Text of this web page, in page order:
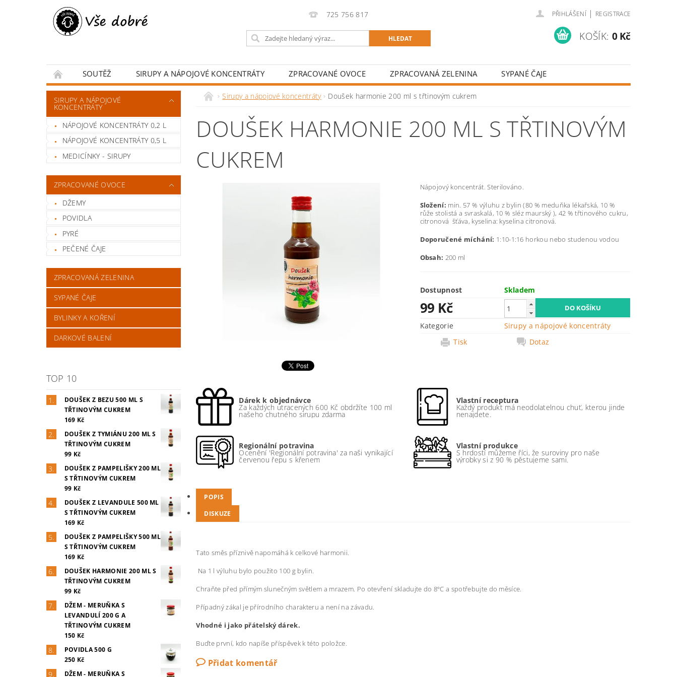
725 756 817 PŘIHLÁŠENÍ | REGISTRACE
KOŠÍK: 0 Kč
SOUTĚŽ SIRUPY A NÁPOJOVÉ KONCENTRÁTY ZPRACOVANÉ OVOCE ZPRACOVANÁ ZELENINA
SYPANÉ ČAJE
BYLINKY A KOŘENÍ
DARKOVÉ BALENÍ
SIRUPY A NÁPOJOVÉ
KONCENTRÁTY
NÁPOJOVÉ KONCENTRÁTY 0,2 L
NÁPOJOVÉ KONCENTRÁTY 0,5 L
MEDICÍNKY - SIRUPY
ZPRACOVANÉ OVOCE
DŽEMY
POVIDLA
PYRÉ
PEČENÉ ČAJE
ZPRACOVANÁ ZELENINA
SYPANÉ ČAJE
BYLINKY A KOŘENÍ
DARKOVÉ BALENÍ
TOP 10
DOUŠEK Z BEZU 500 ML S
TŘTINOVÝM CUKREM
169 Kč
DOUŠEK Z TYMIÁNU 200 ML S
TŘTINOVÝM CUKREM
99 Kč
DOUŠEK Z PAMPELIŠKY 200 ML
S TŘTINOVÝM CUKREM
99 Kč
DOUŠEK Z LEVANDULE 500 ML
S TŘTINOVÝM CUKREM
169 Kč
DOUŠEK Z PAMPELIŠKY 500 ML
S TŘTINOVÝM CUKREM
169 Kč
DOUŠEK HARMONIE 200 ML S
TŘTINOVÝM CUKREM
99 Kč
DŽEM - MERUŇKA S
LEVANDULÍ 200 G A
TŘTINOVÝM CUKREM
150 Kč
POVIDLA 500 G
250 Kč
DŽEM - MERUŇKA S
Sirupy a nápojové koncentráty Doušek harmonie 200 ml s třtinovým cukrem
DOUŠEK HARMONIE 200 ML S TŘTINOVÝM
CUKREM
Nápojový koncentrát. Sterilováno.
Složení: min. 57 % výluhu z bylin (80 % meduňka lékařská, 10 %
růže stolistá a svraskalá, 10 % sléz maurský ), 42 % třtinového cukru,
citronová šťáva, kyselina: kyselina citronová.
Doporučené míchání: 1:10-1:16 horkou nebo studenou vodou
Obsah: 200 ml
Dostupnost Skladem
99 Kč
Kategorie
Sirupy a nápojové koncentráty
Tisk
Dotaz
Dárek k objednávce
Za každých utracených 600 Kč obdržíte 100 ml
našeho chutného sirupu zdarma
Vlastní receptura
Každý produkt má neodolatelnou chuť, kterou jinde
nenajdete.
Regionální potravina
Ocenění 'Regionální potravina' za naši vynikající
červenou řepu s křenem
Vlastní produkce
S hrdostí můžeme říci, že suroviny pro naše
výrobky si z 90 % pěstujeme sami.
POPIS
DISKUZE
Tato směs příznivě napomáhá k celkové harmonii.
Na 1 l výluhu bylo použito 100 g bylin.
Chraňte před přímým slunečným světlem a mrazem. Po otevření skladujte do 8ºC a spotřebujte do měsíce.
Případný zákal je přírodního charakteru a není na závadu.
Vhodné i jako přátelský dárek.
Buďte první, kdo napíše příspěvek k této položce.
Přidat komentář